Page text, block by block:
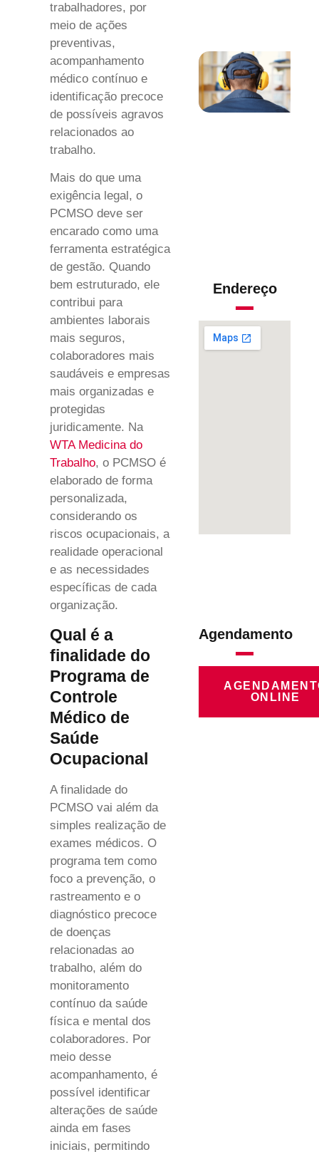
trabalhadores, por
meio de ações
preventivas,
acompanhamento
médico contínuo e
identificação precoce
de possíveis agravos
relacionados ao
trabalho.
Mais do que uma
exigência legal, o
PCMSO deve ser
encarado como uma
ferramenta estratégica
de gestão. Quando
bem estruturado, ele
contribui para
ambientes laborais
mais seguros,
colaboradores mais
saudáveis e empresas
mais organizadas e
protegidas
juridicamente. Na
WTA Medicina do
Trabalho, o PCMSO é
elaborado de forma
personalizada,
considerando os
riscos ocupacionais, a
realidade operacional
e as necessidades
específicas de cada
organização.
Qual é a
finalidade do
Programa de
Controle
Médico de
Saúde
Ocupacional
A finalidade do
PCMSO vai além da
simples realização de
exames médicos. O
programa tem como
foco a prevenção, o
rastreamento e o
diagnóstico precoce
de doenças
relacionadas ao
trabalho, além do
monitoramento
contínuo da saúde
física e mental dos
colaboradores. Por
meio desse
acompanhamento, é
possível identificar
alterações de saúde
ainda em fases
iniciais, permitindo
Endereço
Agendamento
ONLINE